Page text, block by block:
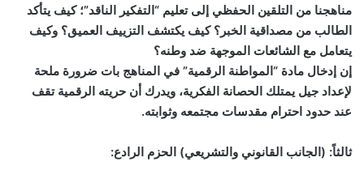
مناهجنا من التلقين الحفظي إلى تعليم “التفكير الناقد”؛ كيف يتأكد
الطالب من مصداقية الخبر؟ كيف يكتشف التزييف العميق؟ وكيف
يتعامل مع الشائعات الموجهة ضد وطنه؟
إن إدخال مادة “المواطنة الرقمية” في المناهج بات ضرورة ملحة
لإعداد جيل يمتلك الحصانة الفكرية، ويدرك أن حريته الرقمية تقف
عند حدود احترام مقدسات مجتمعه وثوابته.
ثالثاً: (الجانب القانوني والتشريعي) الحزم الرادع: